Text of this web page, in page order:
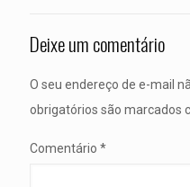
Deixe um comentário
O seu endereço de e-mail
obrigatórios são marcados
Comentário *